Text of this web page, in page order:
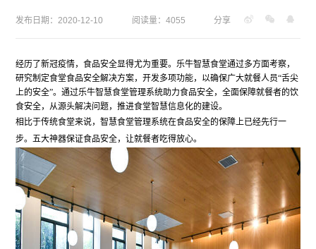
发布日期：2020-12-10 阅读量：4055 分享
经历了新冠疫情，食品安全显得尤为重要。 乐牛智慧食堂通过多方面考察，
研究制定食堂食品安全解决方案，开发多项功能，以确保广大就餐人员“舌尖
上的安全”。通过乐牛智慧食堂管理系统助力食品安全，全面保障就餐者的饮
食安全，从源头解决问题，推进食堂智慧信息化的建设。
相比于传统食堂来说，智慧食堂管理系统在食品安全的保障上已经先行一
步。五大神器保证食品安全，让就餐者吃得放心。